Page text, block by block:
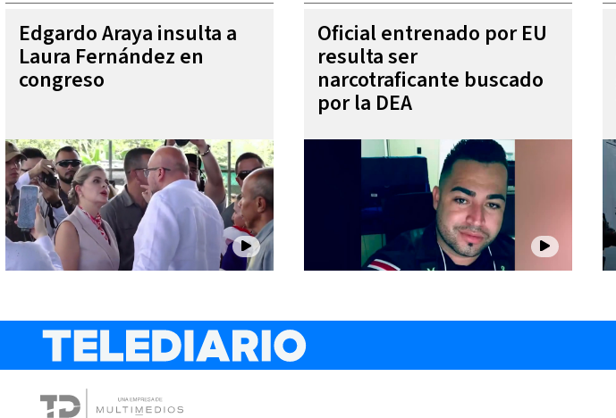
Edgardo Araya insulta a
Laura Fernández en
congreso
Oficial entrenado por EU
resulta ser
narcotraficante buscado
por la DEA